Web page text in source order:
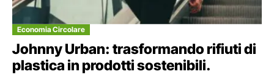
Economia Circolare
Johnny Urban: trasformando rifiuti di
plastica in prodotti sostenibili.